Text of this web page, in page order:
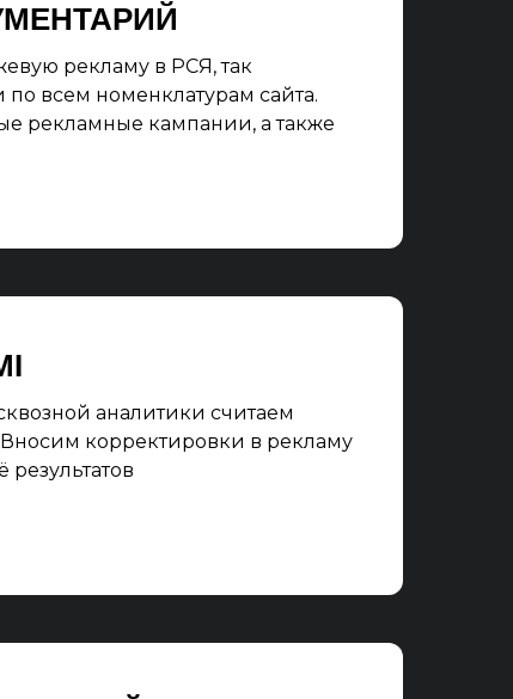
рекламу в РСЯ, так
всем номенклатурам сайта.
рекламные кампании, а также
аналитики считаем
корректировки в рекламу